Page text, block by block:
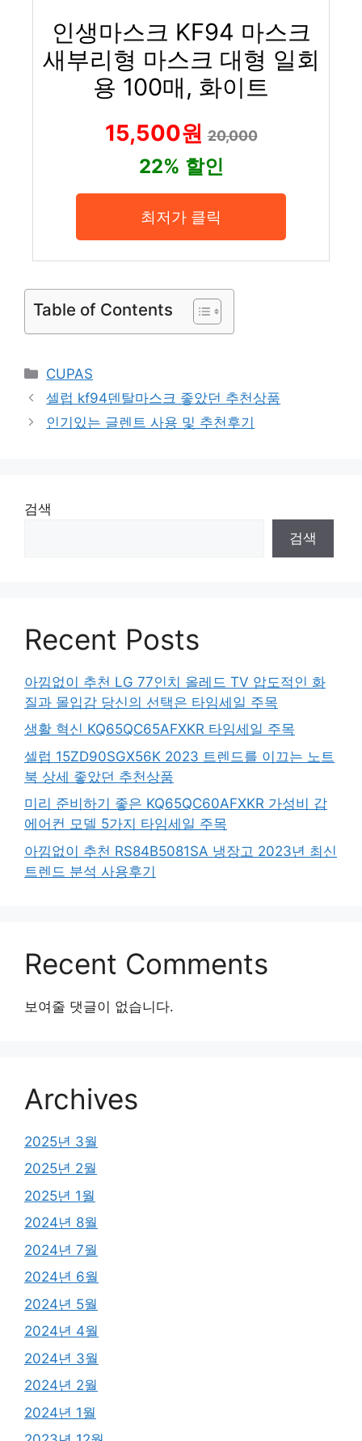
인생마스크 KF94 마스크
새부리형 마스크 대형 일회
용 100매, 화이트
15,500원20,000
22% 할인
최저가 클릭
Table of Contents
Categories
CUPAS
셀럽 kf94덴탈마스크 좋았던 추천상품
인기있는 글렌트 사용 및 추천후기
검색
검색
Recent Posts
아낌없이 추천 LG 77인치 올레드 TV 압도적인 화
질과 몰입감 당신의 선택은 타임세일 주목
생활 혁신 KQ65QC65AFXKR 타임세일 주목
셀럽 15ZD90SGX56K 2023 트렌드를 이끄는 노트
북 상세 좋았던 추천상품
미리 준비하기 좋은 KQ65QC60AFXKR 가성비 갑
에어컨 모델 5가지 타임세일 주목
아낌없이 추천 RS84B5081SA 냉장고 2023년 최신
트렌드 분석 사용후기
Recent Comments
보여줄 댓글이 없습니다.
Archives
2025년 3월
2025년 2월
2025년 1월
2024년 8월
2024년 7월
2024년 6월
2024년 5월
2024년 4월
2024년 3월
2024년 2월
2024년 1월